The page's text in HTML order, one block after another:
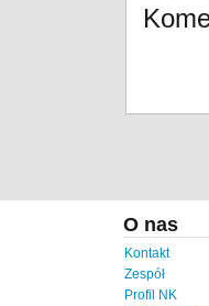
O nas
Kontakt
Zespół
Profil NK